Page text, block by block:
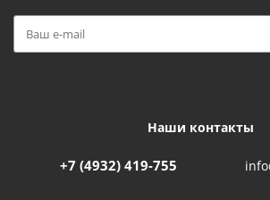
Наши контакты
+7 (4932) 419-755